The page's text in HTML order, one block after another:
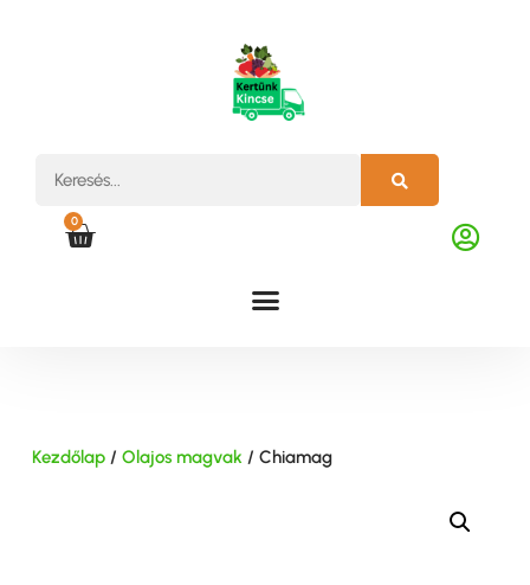
0
Kezdőlap/ Olajos magvak / Chiamag